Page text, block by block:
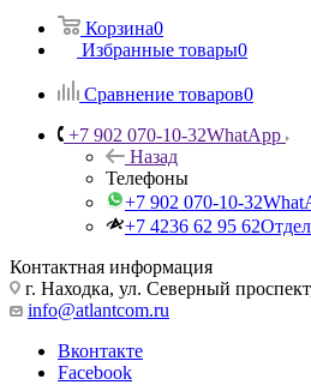
Корзина0
Избранные товары0
Сравнение товаров0
+7 902 070-10-32WhatApp
Назад
Телефоны
+7 902 070-10-32
+7 4236 62 95 62
Контактная информация
г. Находка, ул. Северный
info@atlantcom.ru
Вконтакте
Facebook